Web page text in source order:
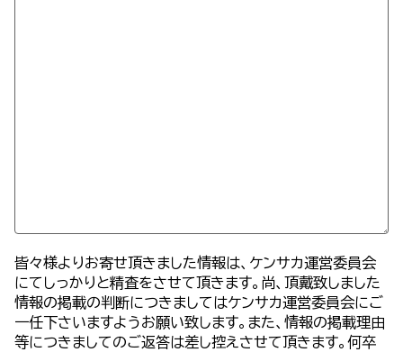
皆々様よりお寄せ頂きました情報は、ケンサカ運営委員会
にてしっかりと精査をさせて頂きます。尚、頂戴致しました
情報の掲載の判断につきましてはケンサカ運営委員会にご
一任下さいますようお願い致します。また、情報の掲載理由
等につきましてのご返答は差し控えさせて頂きます。何卒